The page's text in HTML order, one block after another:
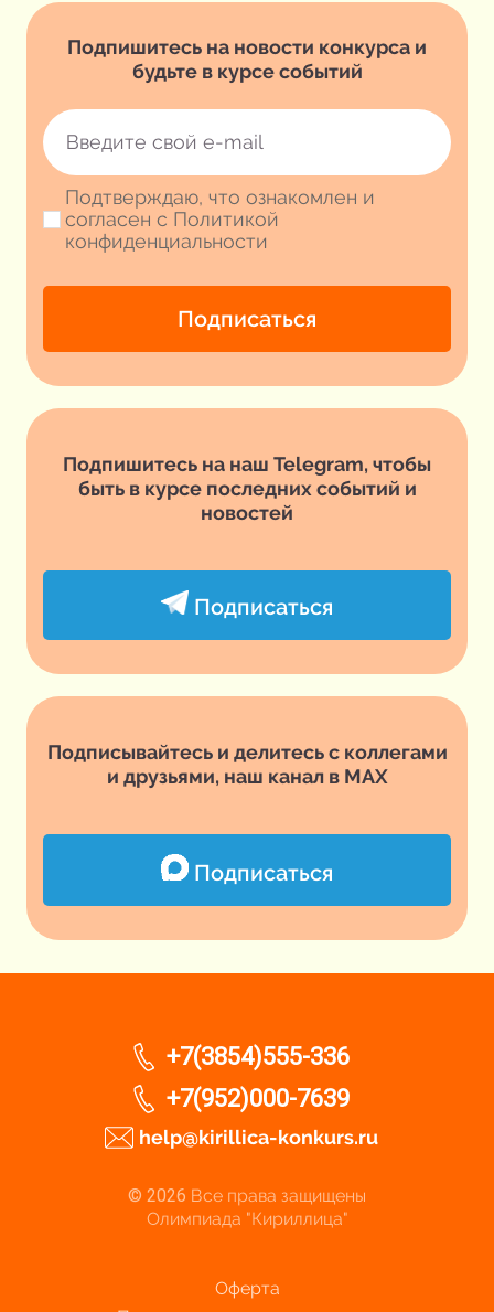
Подпишитесь на новости конкурса и
будьте в курсе событий
Подтверждаю, что ознакомлен и
согласен с Политикой
конфиденциальности
Подписаться
Подпишитесь на наш Telegram, чтобы
быть в курсе последних событий и
новостей
Подписаться
Подписывайтесь и делитесь с коллегами
и друзьями, наш канал в MAX
Подписаться
+7(3854)555-336
+7(952)000-7639
help@kirillica-konkurs.ru
© 2026 Все права защищены
Олимпиада "Кириллица"
Оферта